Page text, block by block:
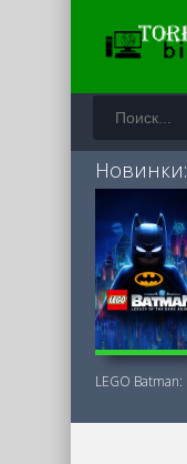
Новинки: